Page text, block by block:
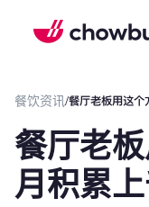
餐饮资讯/餐厅老板用这个
餐厅老
月积累上